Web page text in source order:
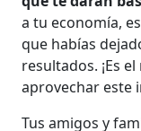
a tu economía,
que habías
resultados. ¡Es
aprovechar este
Tus amigos y